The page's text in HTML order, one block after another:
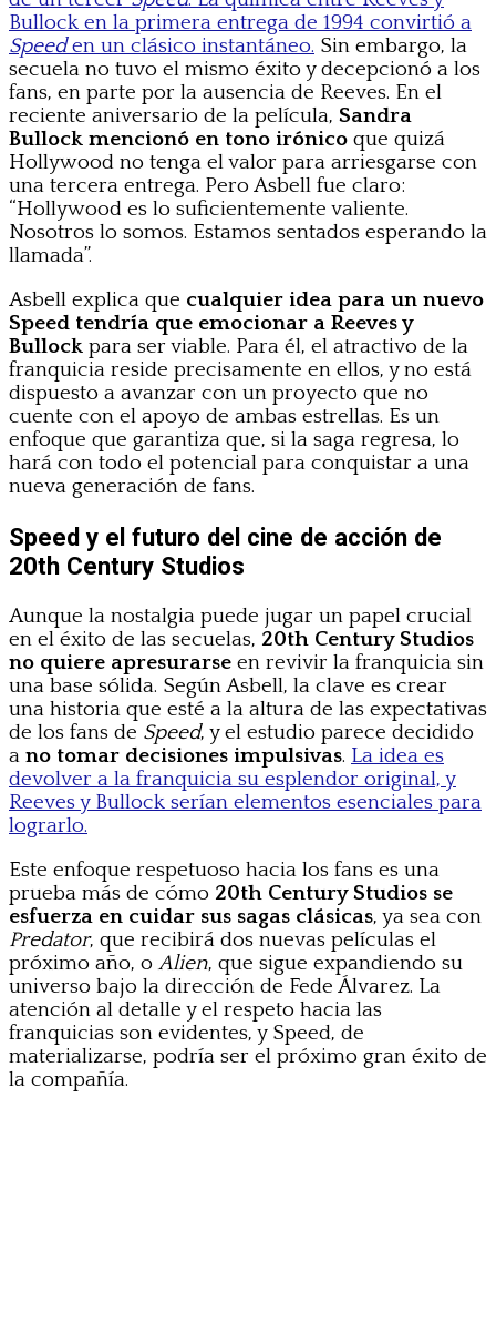
Bullock en la primera entrega de 1994 convirtió a
Speeden un clásico instantáneo. Sin embargo, la
secuela no tuvo el mismo éxito y decepcionó a los
fans, en parte por la ausencia de Reeves. En el
reciente aniversario de la película, Sandra
Bullock mencionó en tono irónico que quizá
Hollywood no tenga el valor para arriesgarse con
una tercera entrega. Pero Asbell fue claro:
“Hollywood es lo suficientemente valiente.
Nosotros lo somos. Estamos sentados esperando la
llamada”.
Asbell explica que cualquier idea para un nuevo
Speed tendría que emocionar a Reeves y
Bullock para ser viable. Para él, el atractivo de la
franquicia reside precisamente en ellos, y no está
dispuesto a avanzar con un proyecto que no
cuente con el apoyo de ambas estrellas. Es un
enfoque que garantiza que, si la saga regresa, lo
hará con todo el potencial para conquistar a una
nueva generación de fans.
Speed y el futuro del cine de acción de
20th Century Studios
Aunque la nostalgia puede jugar un papel crucial
en el éxito de las secuelas, 20th Century Studios
no quiere apresurarse en revivir la franquicia sin
una base sólida. Según Asbell, la clave es crear
una historia que esté a la altura de las expectativas
de los fans de Speed, y el estudio parece decidido
a no tomar decisiones impulsivas. La idea es
devolver a la franquicia su esplendor original, y
Reeves y Bullock serían elementos esenciales para
lograrlo.
Este enfoque respetuoso hacia los fans es una
prueba más de cómo 20th Century Studios se
esfuerza en cuidar sus sagas clásicas, ya sea con
Predator, que recibirá dos nuevas películas el
próximo año, oAlien, que sigue expandiendo su
universo bajo la dirección de Fede Álvarez. La
atención al detalle y el respeto hacia las
franquicias son evidentes, y Speed, de
materializarse, podría ser el próximo gran éxito de
la compañía.